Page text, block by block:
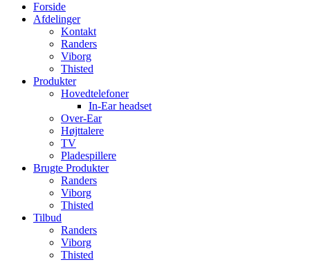
Forside
Afdelinger
Kontakt
Randers
Viborg
Thisted
Produkter
Hovedtelefoner
In-Ear headset
Over-Ear
Højttalere
TV
Pladespillere
Brugte Produkter
Randers
Viborg
Thisted
Tilbud
Randers
Viborg
Thisted